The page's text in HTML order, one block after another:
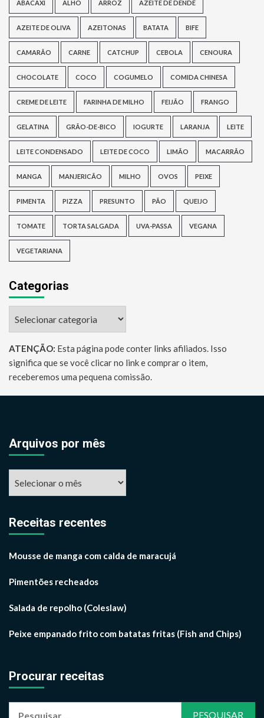
ABACAXI ALHO ARROZ AZEITE DE DENDÊ
AZEITE DE OLIVA AZEITONAS BATATA BIFE
CAMARÃO CARNE CATCHUP CEBOLA CENOURA
CHOCOLATE COCO COGUMELO COMIDA CHINESA
CREME DE LEITE FARINHA DE MILHO FEIJÃO FRANGO
GELATINA GRÃO-DE-BICO IOGURTE LARANJA LEITE
LEITE CONDENSADO LEITE DE COCO LIMÃO MACARRÃO
MANGA MANJERICÃO MILHO OVOS PEIXE
PIMENTA PIZZA PRESUNTO PÃO QUEIJO
TOMATE TORTA SALGADA UVA-PASSA VEGANA
VEGETARIANA
Categorias
ATENÇÃO: Esta página pode conter links afiliados. Isso
significa que se você clicar no link e comprar o item,
receberemos uma pequena comissão.
Arquivos por mês
Receitas recentes
Mousse de manga com calda de maracujá
Pimentões recheados
Salada de repolho (Coleslaw)
Peixe empanado frito com batatas fritas (Fish and Chips)
Procurar receitas